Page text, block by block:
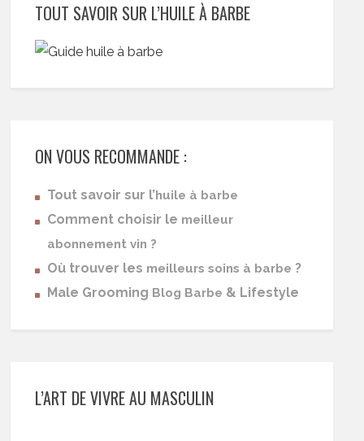
TOUT SAVOIR SUR L’HUILE À BARBE
ON VOUS RECOMMANDE :
Tout savoir sur l’huile à barbe
Comment choisir le meilleur
abonnement vin ?
Où trouver les meilleurs soins à barbe ?
Male Grooming Blog Barbe & Lifestyle
L’ART DE VIVRE AU MASCULIN